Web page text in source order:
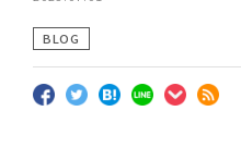
冷凍焼き芋【安納芋】
BLOG